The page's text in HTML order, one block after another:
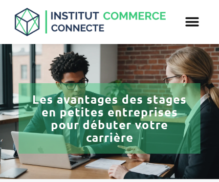
Les avantages des stages
en petites entreprises
pour débuter votre
carrière